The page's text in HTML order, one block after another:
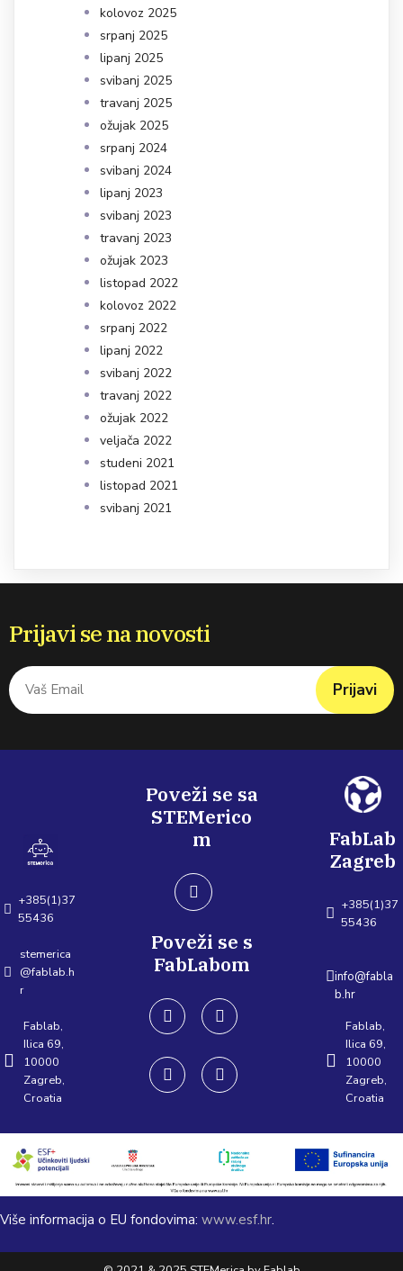
kolovoz 2025
srpanj 2025
lipanj 2025
svibanj 2025
travanj 2025
ožujak 2025
srpanj 2024
svibanj 2024
lipanj 2023
svibanj 2023
travanj 2023
ožujak 2023
listopad 2022
kolovoz 2022
srpanj 2022
lipanj 2022
svibanj 2022
travanj 2022
ožujak 2022
veljača 2022
studeni 2021
listopad 2021
svibanj 2021
Prijavi se na novosti
Prijavi
+385(1)37
55436
stemerica
@fablab.h
r
Fablab,
Ilica 69,
10000
Zagreb,
Croatia
Poveži se sa
STEMerico
m
Poveži se s
FabLabom
FabLab
Zagreb
+385(1)37
55436
info@fabla
b.hr
Fablab,
Ilica 69,
10000
Zagreb,
Croatia
Više informacija o EU fondovima: www.esf.hr.